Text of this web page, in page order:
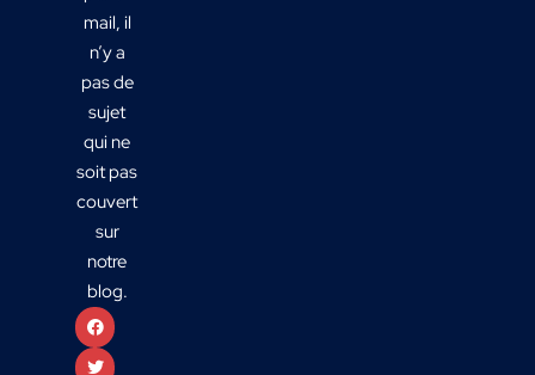
mail, il
n’y a
pas de
sujet
qui ne
soit pas
couvert
sur
notre
blog.